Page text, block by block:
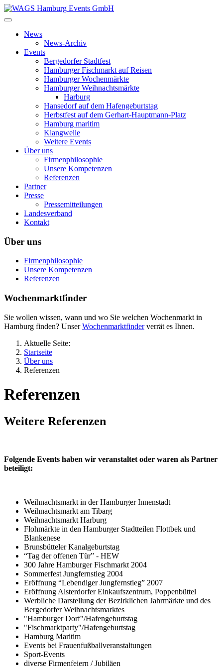
News
News-Archiv
Events
Bergedorfer Stadtfest
Hamburger Fischmarkt auf Reisen
Hamburger Wochenmärkte
Hamburger Weihnachtsmärkte
Harburg
Hansedorf auf dem Hafengeburtstag
Herbstfest auf dem Gerhart-Hauptmann-Platz
Hamburg maritim
Klangwelle
Weitere Events
Über uns
Firmenphilosophie
Unsere Kompetenzen
Referenzen
Partner
Presse
Pressemitteilungen
Landesverband
Kontakt
Über uns
Firmenphilosophie
Unsere Kompetenzen
Referenzen
Wochenmarktfinder
Sie wollen wissen, wann und wo Sie welchen Wochenmarkt in
Hamburg finden? UnserWochenmarktfinderverrät es Ihnen.
Aktuelle Seite:
Startseite
Über uns
Referenzen
Referenzen
Weitere Referenzen
Folgende Events haben wir veranstaltet oder waren als Partner
beteiligt:
Weihnachtsmarkt in der Hamburger Innenstadt
Weihnachtsmarkt am Tibarg
Weihnachtsmarkt Harburg
Flohmärkte in den Hamburger Stadtteilen Flottbek und
Blankenese
Brunsbütteler Kanalgeburtstag
“Tag der offenen Tür” - HEW
300 Jahre Hamburger Fischmarkt 2004
Sommerfest Jungfernstieg 2004
Eröffnung “Lebendiger Jungfernstieg” 2007
Eröffnung Alsterdorfer Einkaufszentrum, Poppenbüttel
Werbliche Darstellung der Bezirklichen Jahrmärkte und des
Bergedorfer Weihnachtsmarktes
"Hamburger Dorf"/Hafengeburtstag
"Fischmarktparty"/Hafengeburtstag
Hamburg Maritim
Events bei Frauenfußballveranstaltungen
Sport-Events
diverse Firmenfeiern / Jubiläen